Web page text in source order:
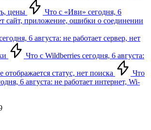
цены
Что с «Иви» сегодня, 6
сайт, приложение, ошибки о соединении
6 августа: не работает сервер, нет
Что с Wildberries сегодня, 6 августа:
отображается статус, нет поиска
Что
6 августа: не работает интернет, Wi-